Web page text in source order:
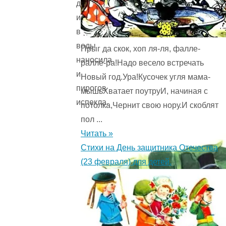
девушкой,
избу
вымыла,
воды
наносила
и
пирогов
испекла.
Прыг да скок, хоп ля-ля, фалле-
ралле-ра!Надо весело встречать
Новый год.Ура!Кусочек угля мама-
мышьХватает поутруИ, начиная с
потолка,Чернит свою нору.И скоблят
пол ...
Читать »
Стихи на День защитника Отечества
(23 февраля) для детей.